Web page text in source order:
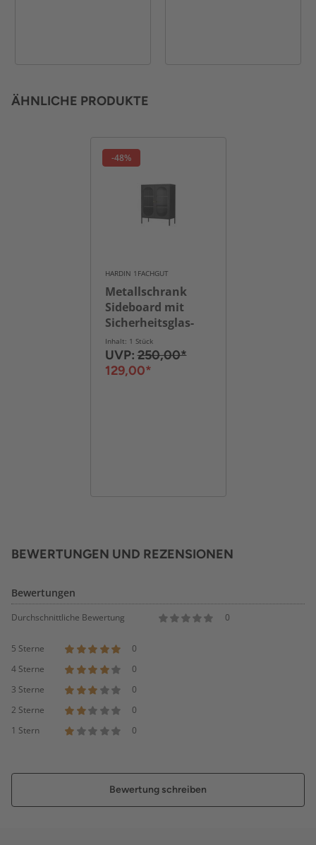
ÄHNLICHE PRODUKTE
-48%
HARDIN 1FACHGUT
Metallschrank
Sideboard mit
Sicherheitsglas-
Türen MORU, ca.
110 x 80 x 40 cm -
Schwarz
Inhalt: 1 Stück
UVP:250,00*
129,00*
BEWERTUNGEN UND REZENSIONEN
Bewertungen
Durchschnittliche Bewertung 0
5 Sterne
0
4 Sterne
0
3 Sterne
0
2 Sterne
0
1 Stern
0
Bewertung schreiben